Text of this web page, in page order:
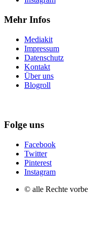
Mehr Infos
Mediakit
Impressum
Datenschutz
Kontakt
Über uns
Blogroll
Folge uns
Facebook
Twitter
Pinterest
Instagram
© alle Rechte